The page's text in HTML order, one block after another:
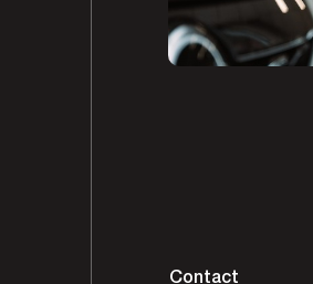
Contact